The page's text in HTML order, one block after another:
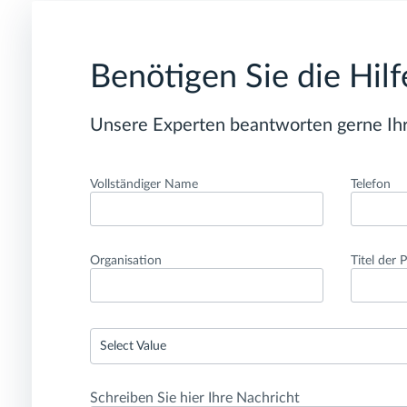
Benötigen Sie die
Unsere Experten beantworten gerne
Vollständiger Name Telefon
Organisation
Titel der
Select Value
Schreiben Sie hier Ihre Nachricht